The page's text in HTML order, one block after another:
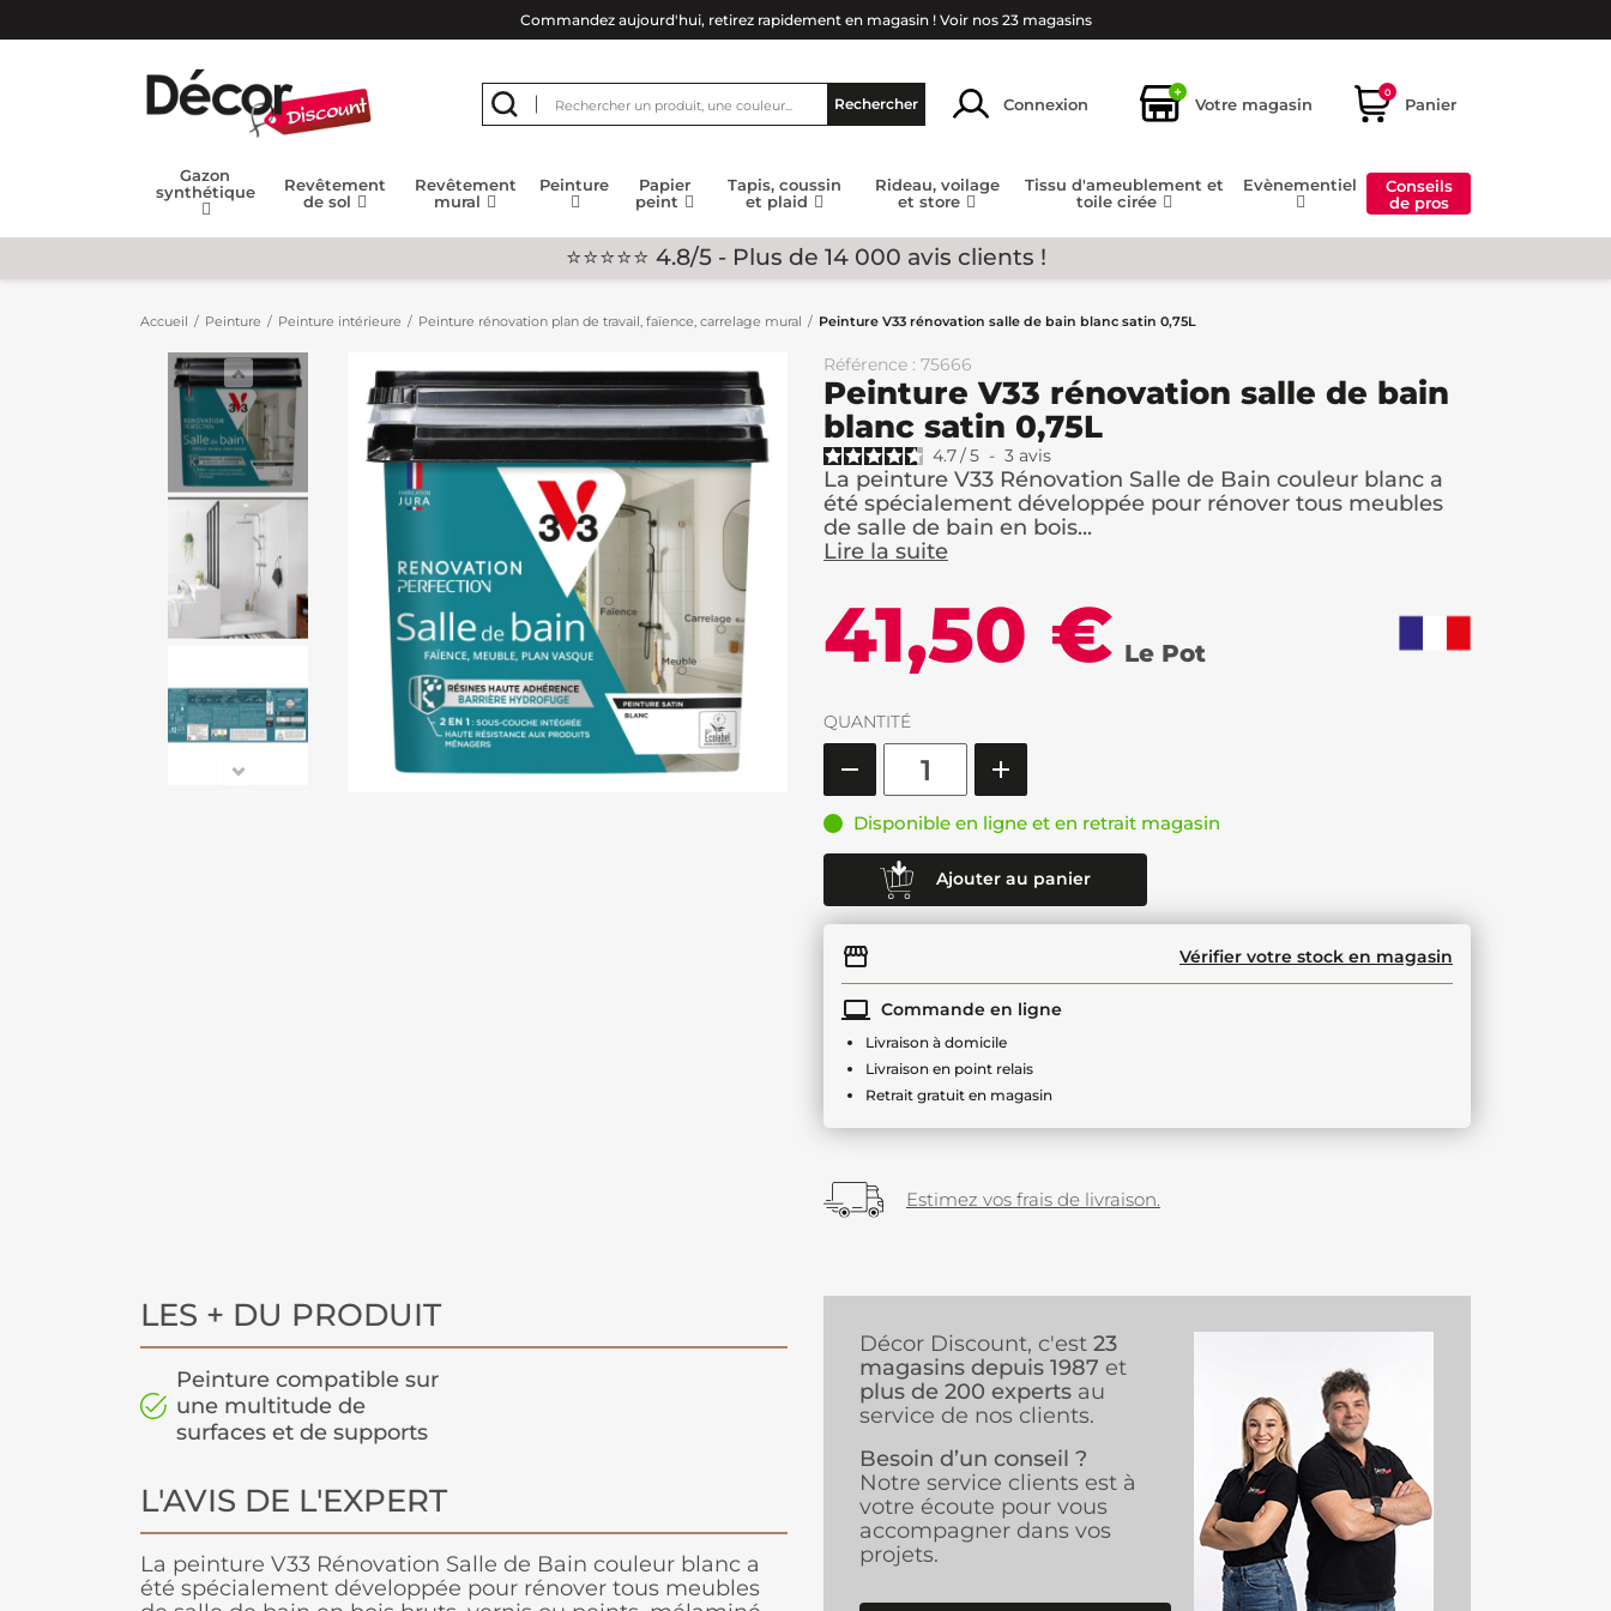
Commandez aujourd'hui, retirez rapidement en magasin ! Voir nos 23 magasins
Rechercher Connexion
+
Votre magasin
0
Panier
Gazon
synthétique
Revêtement
de sol
Revêtement
mural
Peinture
Papier
peint
Tapis, coussin
et plaid
Rideau, voilage
et store
Tissu d'ameublement et
toile cirée
Evènementiel
Conseils
de pros
⭐⭐⭐⭐⭐ 4.8/5 - Plus de 14 000 avis clients !
Accueil Peinture Peinture intérieure Peinture rénovation plan de travail, faïence, carrelage mural Peinture V33 rénovation salle de bain blanc satin 0,75L
Référence : 75666
Peinture V33 rénovation salle de bain
blanc satin 0,75L
4.7/5 - 3 avis
La peinture V33 Rénovation Salle de Bain couleur blanc a
été spécialement développée pour rénover tous meubles
de salle de bain en bois...
Lire la suite
41,50 € Le Pot
QUANTITÉ
Disponible en ligne et en retrait magasin
Ajouter au panier
Vérifier votre stock en magasin
Commande en ligne
Livraison à domicile
Livraison en point relais
Retrait gratuit en magasin
Estimez vos frais de livraison.
LES + DU PRODUIT
Peinture compatible sur
une multitude de
surfaces et de supports
L'AVIS DE L'EXPERT
La peinture V33 Rénovation Salle de Bain couleur blanc a
été spécialement développée pour rénover tous meubles
Décor Discount, c'est 23
magasins depuis 1987 et
plus de 200 experts au
service de nos clients.
Besoin d’un conseil ?
Notre service clients est à
votre écoute pour vous
accompagner dans vos
projets.